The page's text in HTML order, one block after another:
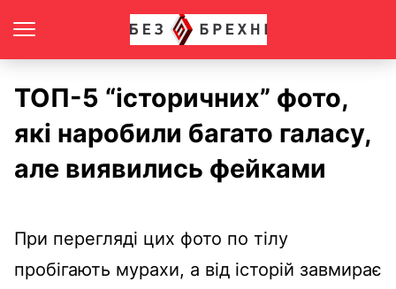
ТОП-5 “історичних” фото,
які наробили багато галасу,
але виявились фейками
При перегляді цих фото по тілу
пробігають мурахи, а від історій завмирає